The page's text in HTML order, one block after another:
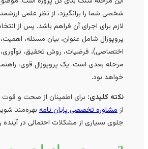
شخصی شما را برانگیزد، از نظر علمی ارزشمند
لازم برای اجرای آن فراهم باشد. پس از انتخاب
پروپوزال شامل عنوان، بیان مسئله، اهمیت،
اختصاصی)، فرضیات، روش تحقیق، نوآوری،
مرحله بعدی است. یک پروپوزال قوی، راهنمای
خواهد بود.
نکته کلیدی:برای اطمینان از صحت و قوت
مشاوره تخصصی پایان نامهبهره‌مند شوید. این
جلوی بسیاری از مشکلات احتمالی در آینده را